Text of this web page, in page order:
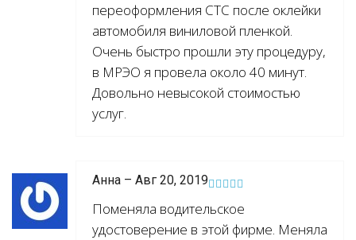
переоформления СТС после оклейки
автомобиля виниловой пленкой.
Очень быстро прошли эту процедуру,
в МРЭО я провела около 40 минут.
Довольно невысокой стоимостью
услуг.
Анна – Авг 20, 2019
Поменяла водительское
удостоверение в этой фирме. Меняла